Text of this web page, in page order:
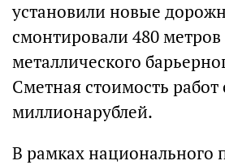
установили новые
смонтировали 480 метров
металлического
Сметная стоимость работ
миллионарублей.
В рамках национального